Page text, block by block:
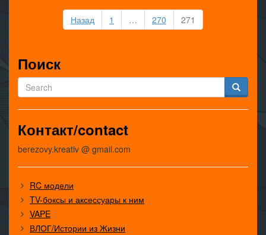
Пагинация
записей
Назад 1 … 270 271
Поиск
Контакт/contact
berezovy.kreativ @ gmail.com
RC модели
TV-боксы и аксессуары к ним
VAPE
ВЛОГ/Истории из Жизни